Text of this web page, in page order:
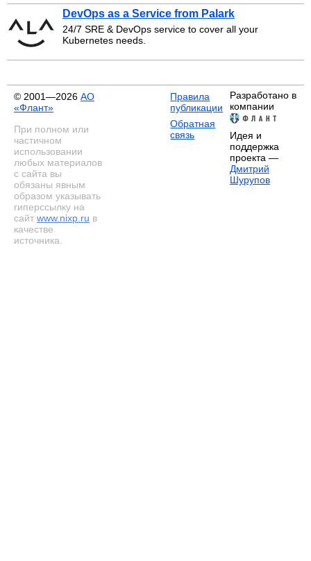
DevOps as a Service from Palark
24/7 SRE & DevOps service to cover all your
Kubernetes needs.
© 2001—2026 АО
«Флант»
При полном или
частичном
использовании
любых материалов
с сайта вы
обязаны явным
образом указывать
гиперссылку на
сайт www.nixp.ru в
качестве
источника.
Правила
публикации
Обратная
связь
Разработано в
компании
Идея и
поддержка
проекта —
Дмитрий
Шурупов